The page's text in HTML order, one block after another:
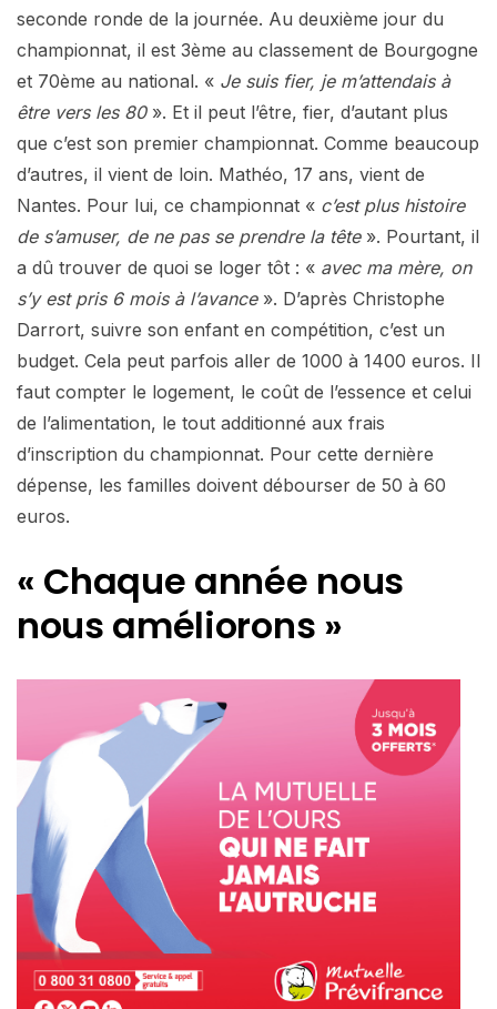
seconde ronde de la journée. Au deuxième jour du
championnat, il est 3ème au classement de Bourgogne
et 70ème au national. « Je suis fier, je m’attendais à
être vers les 80». Et il peut l’être, fier, d’autant plus
que c’est son premier championnat. Comme beaucoup
d’autres, il vient de loin. Mathéo, 17 ans, vient de
Nantes. Pour lui, ce championnat « c’est plus histoire
de s’amuser, de ne pas se prendre la tête». Pourtant, il
a dû trouver de quoi se loger tôt : « avec ma mère, on
s’y est pris 6 mois à l’avance». D’après Christophe
Darrort, suivre son enfant en compétition, c’est un
budget. Cela peut parfois aller de 1000 à 1400 euros. Il
faut compter le logement, le coût de l’essence et celui
de l’alimentation, le tout additionné aux frais
d’inscription du championnat. Pour cette dernière
dépense, les familles doivent débourser de 50 à 60
euros.
« Chaque année nous
nous améliorons »